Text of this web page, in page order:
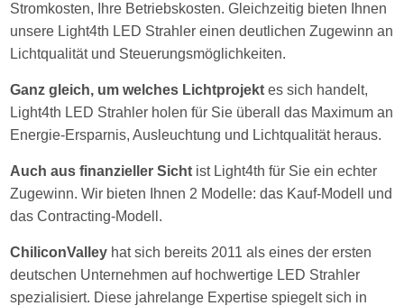
Stromkosten, Ihre Betriebskosten. Gleichzeitig bieten Ihnen
unsere Light4th LED Strahler einen deutlichen Zugewinn an
Lichtqualität und Steuerungsmöglichkeiten.
Ganz gleich, um welches Lichtprojektes sich handelt,
Light4th LED Strahler holen für Sie überall das Maximum an
Energie-Ersparnis, Ausleuchtung und Lichtqualität heraus.
Auch aus finanzieller Sicht ist Light4th für Sie ein echter
Zugewinn. Wir bieten Ihnen 2 Modelle: das Kauf-Modell und
das Contracting-Modell.
ChiliconValley hat sich bereits 2011 als eines der ersten
deutschen Unternehmen auf hochwertige LED Strahler
spezialisiert. Diese jahrelange Expertise spiegelt sich in